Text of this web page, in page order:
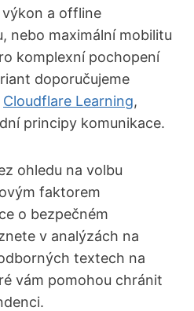
a offline
nebo maximální mobilitu
komplexní pochopení
doporučujeme
Cloudflare Learning,
principy komunikace.
ohledu na volbu
faktorem
o bezpečném
v analýzách na
textech na
vám pomohou chránit